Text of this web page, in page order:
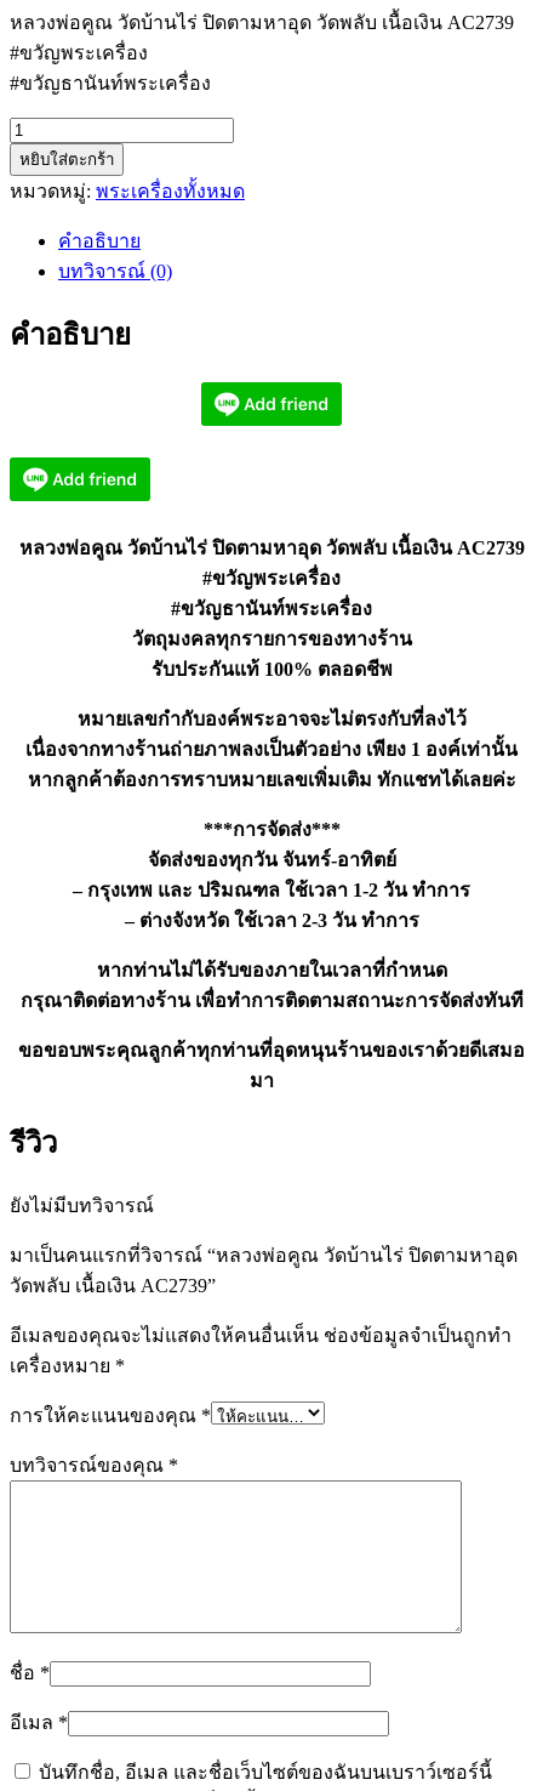
หลวงพ่อคูณ วัดบ้านไร่ ปิดตามหาอุด วัดพลับ เนื้อเงิน AC2739
#ขวัญพระเครื่อง
#ขวัญธานันท์พระเครื่อง
จำนวน
หลวง
พ่อ
บ้านไร่
ตาม
พลับ
เนื้อ
AC2739
หยิบใส่ตะกร้า
หมวดหมู่: พระเครื่องทั้งหมด
คำอธิบาย
บทวิจารณ์ (0)
คำอธิบาย
หลวงพ่อคูณ วัดบ้านไร่ ปิดตามหาอุด วัดพลับ เนื้อเงิน AC2739
#ขวัญพระเครื่อง
#ขวัญธานันท์พระเครื่อง
วัตถุมงคลทุกรายการของทางร้าน
รับประกันแท้ 100% ตลอดชีพ
หมายเลขกำกับองค์พระอาจจะไม่ตรงกับที่ลงไว้
เนื่องจากทางร้านถ่ายภาพลงเป็นตัวอย่าง เพียง 1 องค์เท่านั้น
หากลูกค้าต้องการทราบหมายเลขเพิ่มเติม ทักแชทได้เลยค่ะ
***การจัดส่ง***
จัดส่งของทุกวัน จันทร์-อาทิตย์
– กรุงเทพ และ ปริมณฑล ใช้เวลา 1-2 วัน ทำการ
– ต่างจังหวัด ใช้เวลา 2-3 วัน ทำการ
หากท่านไม่ได้รับของภายในเวลาที่กำหนด
กรุณาติดต่อทางร้าน เพื่อทำการติดตามสถานะการจัดส่งทันที
ขอขอบพระคุณลูกค้าทุกท่านที่อุดหนุนร้านของเราด้วยดีเสมอ
มา
รีวิว
ยังไม่มีบทวิจารณ์
มาเป็นคนแรกที่วิจารณ์ “หลวงพ่อคูณ วัดบ้านไร่ ปิดตามหาอุด
วัดพลับ เนื้อเงิน AC2739”
อีเมลของคุณจะไม่แสดงให้คนอื่นเห็น ช่องข้อมูลจำเป็นถูกทำ
เครื่องหมาย *
การให้คะแนนของคุณ *
บทวิจารณ์ของคุณ *
ชื่อ *
อีเมล *
บันทึกชื่อ, อีเมล และชื่อเว็บไซต์ของฉันบนเบราว์เซอร์นี้